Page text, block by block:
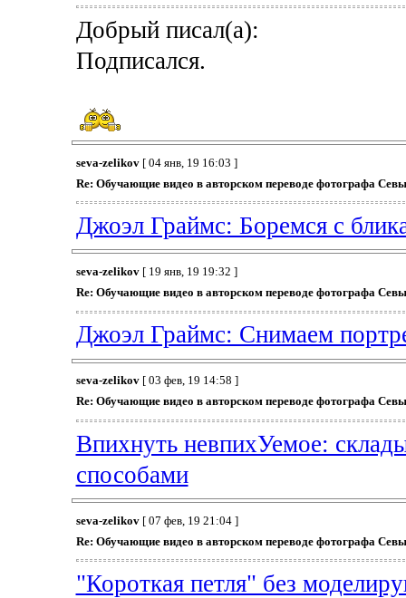
Добрый писал(а):
Подписался.
seva-zelikov[ 04 янв, 19 16:03 ]
Re: Обучающие видео в авторском переводе фотографа
Джоэл Граймс: Боремся с
seva-zelikov[ 19 янв, 19 19:32 ]
Re: Обучающие видео в авторском переводе фотографа
Джоэл Граймс: Снимаем
seva-zelikov[ 03 фев, 19 14:58 ]
Re: Обучающие видео в авторском переводе фотографа
Впихнуть невпихУемое:
способами
seva-zelikov[ 07 фев, 19 21:04 ]
Re: Обучающие видео в авторском переводе фотографа
"Короткая петля" без